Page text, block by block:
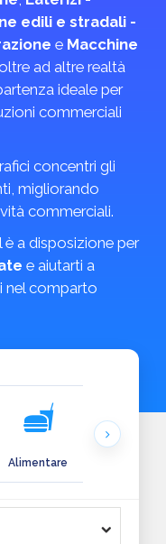
edili e stradali -
e Macchine
ad altre realtà
ideale per
commerciali
concentri gli
migliorando
commerciali.
a disposizione per
e aiutarti a
nel comparto
Alimentare